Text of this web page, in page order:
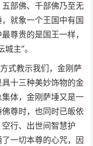
部佛、千部佛乃至无
就象一个王国中有国
尊贵的是国王一样，
主”。
式教示我们，金刚萨
十三种美妙饰物的金
体，金刚萨埵又是一
尊时，也同时已皈依
行、出世间智慧护
一切本尊的心咒，因